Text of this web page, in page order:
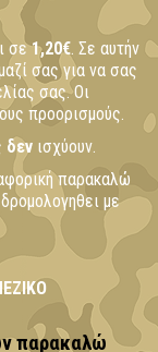
σε1,20€. Σε αυτήν
σας για να σας
σας.Οι
προορισμούς.
δεν ισχύουν.
παρακαλώ
με
παρακαλώ